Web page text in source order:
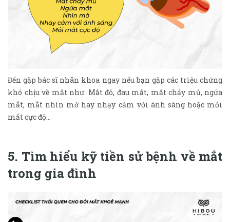
Đến gặp bác sĩ nhãn khoa ngay nếu bạn gặp các triệu chứng
khó chịu về mắt như: Mắt đỏ, đau mắt, mắt chảy mủ, ngứa
mắt, mắt nhìn mờ hay nhạy cảm với ánh sáng hoặc mỏi
mắt cực độ...
5. Tìm hiểu kỹ tiền sử bệnh về mắt
trong gia đình